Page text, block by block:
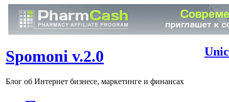
Spomoni v.2.0
Блог об Интернет бизнесе, маркетинге и финансах